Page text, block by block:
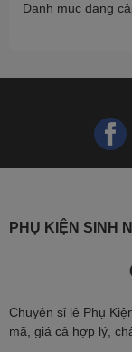
Danh mục đang
PHỤ KIỆN SINH
Chuyên sỉ lẻ Phụ
mã, giá cả hợp lý,